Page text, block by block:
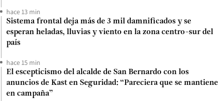
hace 13 min
Sistema frontal deja más de 3 mil damnificados y se
esperan heladas, lluvias y viento en la zona centro-sur del
país
hace 15 min
El escepticismo del alcalde de San Bernardo con los
anuncios de Kast en Seguridad: “Pareciera que se mantiene
en campaña”